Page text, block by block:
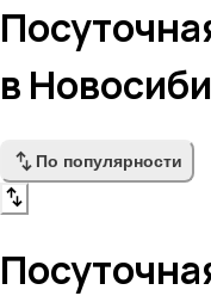
в
По популярности